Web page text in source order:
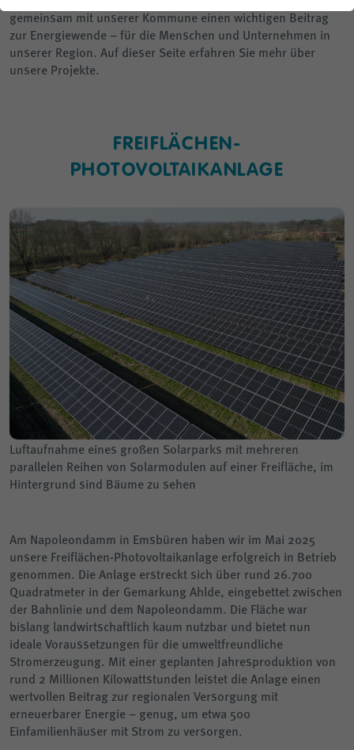
Planauskunft
gemeinsam mit unserer Kommune einen wichtigen Beitrag
zur Energiewende – für die Menschen und Unternehmen in
unserer Region. Auf dieser Seite erfahren Sie mehr über
unsere Projekte.
FREIFLÄCHEN-
PHOTOVOLTAIKANLAGE
Luftaufnahme eines großen Solarparks mit mehreren
parallelen Reihen von Solarmodulen auf einer Freifläche, im
Hintergrund sind Bäume zu sehen
Am Napoleondamm in Emsbüren haben wir im Mai 2025
unsere Freiflächen-Photovoltaikanlage erfolgreich in Betrieb
genommen. Die Anlage erstreckt sich über rund 26.700
Quadratmeter in der Gemarkung Ahlde, eingebettet zwischen
der Bahnlinie und dem Napoleondamm. Die Fläche war
bislang landwirtschaftlich kaum nutzbar und bietet nun
ideale Voraussetzungen für die umweltfreundliche
Stromerzeugung. Mit einer geplanten Jahresproduktion von
rund 2 Millionen Kilowattstunden leistet die Anlage einen
wertvollen Beitrag zur regionalen Versorgung mit
erneuerbarer Energie – genug, um etwa 500
Einfamilienhäuser mit Strom zu versorgen.